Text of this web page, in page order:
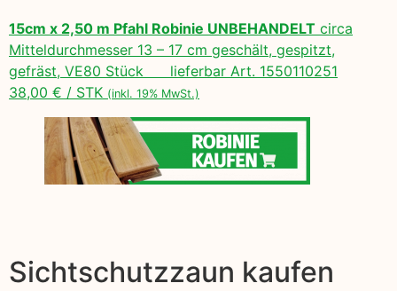
15cm x 2,50 m Pfahl Robinie UNBEHANDELT circa
Mitteldurchmesser 13 – 17 cm geschält, gespitzt,
gefräst, VE80 Stück lieferbar Art. 1550110251
38,00 € / STK (inkl. 19% MwSt.)
Sichtschutzzaun kaufen